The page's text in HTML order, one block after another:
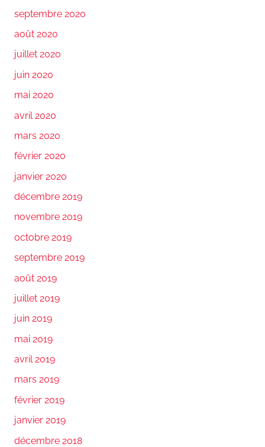
septembre 2020
août 2020
juillet 2020
juin 2020
mai 2020
avril 2020
mars 2020
février 2020
janvier 2020
décembre 2019
novembre 2019
octobre 2019
septembre 2019
août 2019
juillet 2019
juin 2019
mai 2019
avril 2019
mars 2019
février 2019
janvier 2019
décembre 2018